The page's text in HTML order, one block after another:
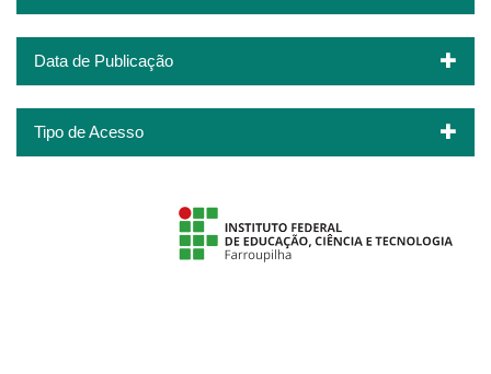
Data de Publicação
Tipo de Acesso